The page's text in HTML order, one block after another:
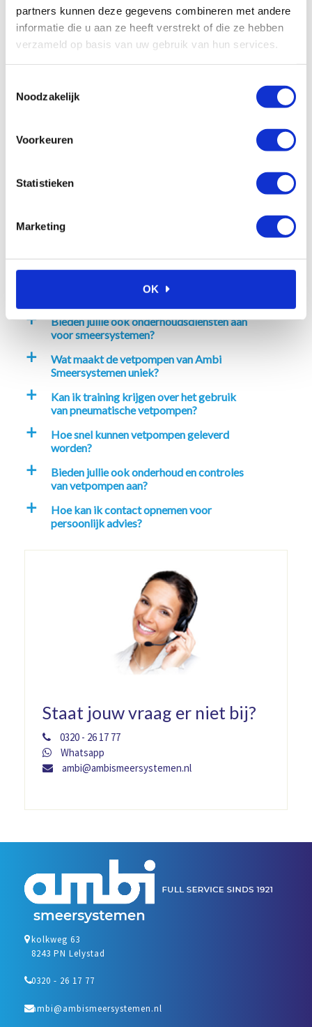
partners kunnen deze gegevens combineren met andere
informatie die u aan ze heeft verstrekt of die ze hebben
verzameld op basis van uw gebruik van hun services.
Noodzakelijk
Voorkeuren
Statistieken
Marketing
OK
toepassing past?
smeersystemen in mijn industrie?
Welke smeersystemen biedt Ambi
Smeersystemen aan?
a
Bieden jullie ook onderhoudsdiensten aan
voor smeersystemen?
a
Wat maakt de vetpompen van Ambi
Smeersystemen uniek?
a
Kan ik training krijgen over het gebruik
van pneumatische vetpompen?
a
Hoe snel kunnen vetpompen geleverd
worden?
a
Bieden jullie ook onderhoud en controles
van vetpompen aan?
a
Hoe kan ik contact opnemen voor
persoonlijk advies?
Staat jouw vraag er niet bij?
0320 - 26 17 77
Whatsapp
ambi@ambismeersystemen.nl
kolkweg 63
8243 PN Lelystad
0320 - 26 17 77
ambi@ambismeersystemen.nl